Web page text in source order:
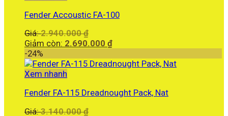
Fender Accoustic FA-100
Giá:2.940.000₫
gốc
2.940.000 ₫.
Giảm còn: 2.690.000 ₫Giá
tại
-24%
Xem nhanh
Fender FA-115 Dreadnought Pack, Nat
Giá:3.140.000₫